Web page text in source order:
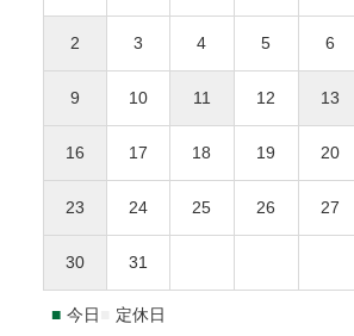
お母さんいつも
お父さんいつ
9,999円(税込)以下
277円
10,000円(税込)以上
無料
払いサービスが適用され、同社へ代金債
後払い利用規約及び同社のプライバシー
て、後払いサービスをご選択下さい。
下記URLからご確認下さい。
https://np-atobarai.jp/about/
ひとつの配達先につき総額1万円以
無料。
※送料や決済手数料は1万円に含まれ
離島地域は通常より3〜7日間程度、
１個口となります。
海外への発送はできません。
をご負担ください。
返品された商品の梱包が開封されて
交換をお断りいたします。
本坊酒造株式会社 特販課
〒891-0122 鹿児島県鹿児島市南栄3-27
(TEL)050-3530-8482
2 3 4 5 6
9 10 11 12 13
16 17 18 19 20
23 24 25 26 27
30 31
■ 今日 定休日